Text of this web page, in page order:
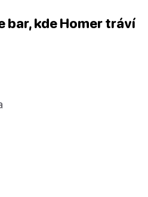
bar, kde Homer tráví